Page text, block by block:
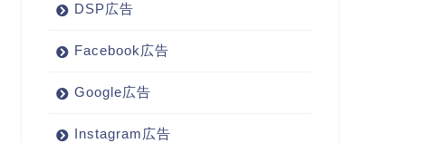
DSP広告
Facebook広告
Google広告
Instagram広告